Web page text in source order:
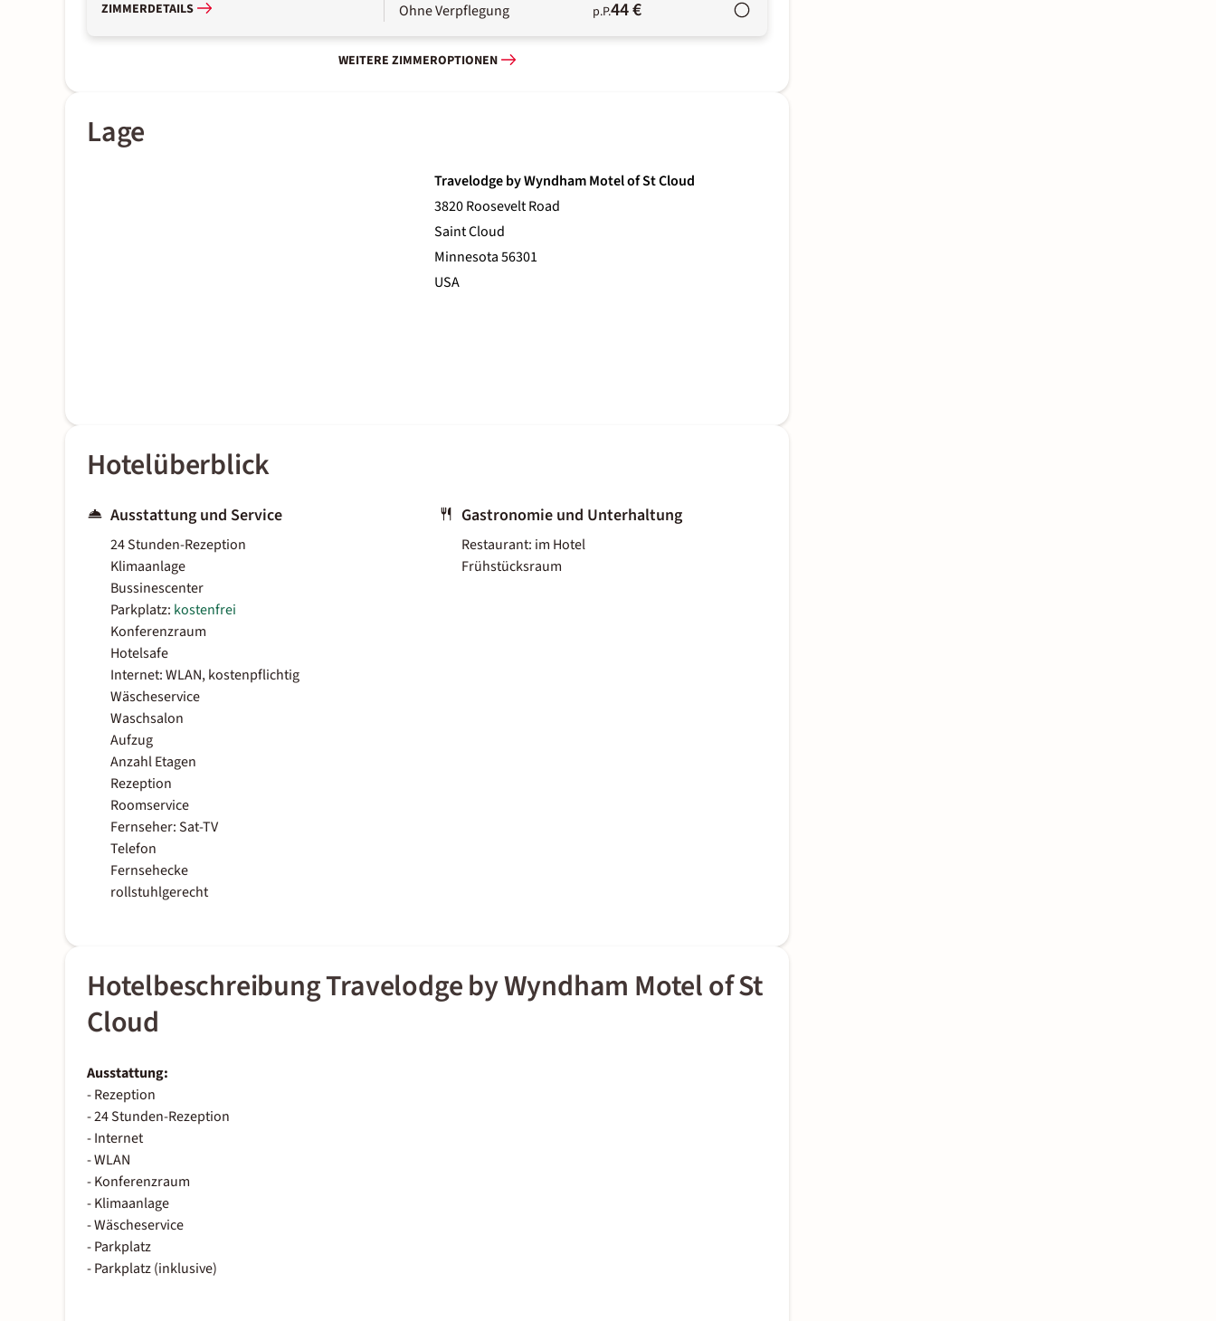
ZIMMERDETAILS Ohne Verpflegung p.P.44 €
WEITERE ZIMMEROPTIONEN
Lage
Travelodge by Wyndham Motel of St Cloud
3820 Roosevelt Road
Saint Cloud
Minnesota 56301
USA
Hotelüberblick
Ausstattung und Service
24 Stunden-Rezeption
Klimaanlage
Bussinescenter
Parkplatz: kostenfrei
Konferenzraum
Hotelsafe
Internet: WLAN, kostenpflichtig
Wäscheservice
Waschsalon
Aufzug
Anzahl Etagen
Rezeption
Roomservice
Fernseher: Sat-TV
Telefon
Fernsehecke
rollstuhlgerecht
Gastronomie und Unterhaltung
Restaurant: im Hotel
Frühstücksraum
Hotelbeschreibung Travelodge by Wyndham Motel of St
Cloud
Ausstattung:
- Rezeption
- 24 Stunden-Rezeption
- Internet
- WLAN
- Konferenzraum
- Klimaanlage
- Wäscheservice
- Parkplatz
- Parkplatz (inklusive)